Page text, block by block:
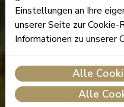
Einstellungen an Ihre
unserer Seite zur
Informationen zu unserer
Alle
Alle